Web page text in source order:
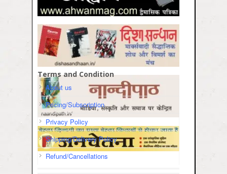
Terms and Condition
About us
Pricing/Subscription
Privacy Policy
Shipping/Delivery Policy
Refund/Cancellations